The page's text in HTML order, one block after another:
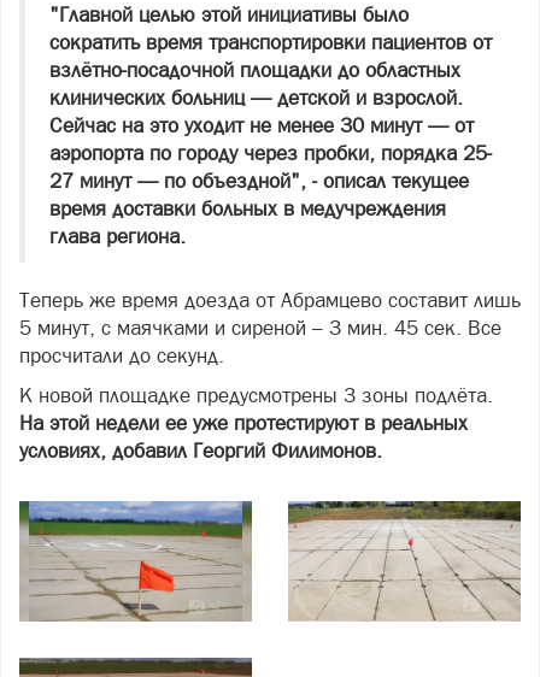
"Главной целью этой инициативы было
сократить время транспортировки пациентов от
взлётно-посадочной площадки до областных
клинических больниц — детской и взрослой.
Сейчас на это уходит не менее 30 минут — от
аэропорта по городу через пробки, порядка 25-
27 минут — по объездной", - описал текущее
время доставки больных в медучреждения
глава региона.
Теперь же время доезда от Абрамцево составит лишь
5 минут, с маячками и сиреной – 3 мин. 45 сек. Все
просчитали до секунд.
К новой площадке предусмотрены 3 зоны подлёта.
На этой недели ее уже протестируют в реальных
условиях, добавил Георгий Филимонов.